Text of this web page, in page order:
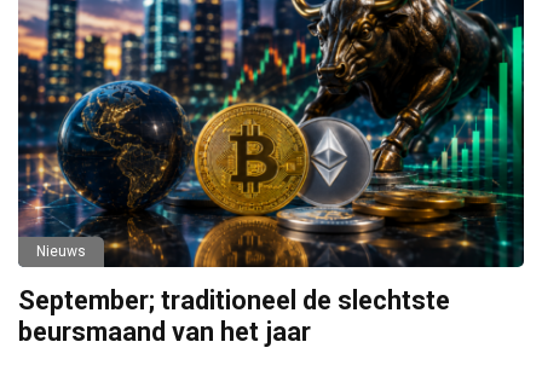
Nieuws
September; traditioneel de slechtste
beursmaand van het jaar